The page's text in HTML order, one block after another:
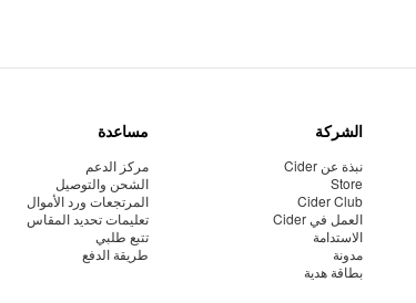
الشركة
نبذة عن Cider
Store
Cider Club
العمل في Cider
الاستدامة
مدونة
بطاقة هدية
مساعدة
مركز الدعم
الشحن والتوصيل
المرتجعات ورد الأموال
تعليمات تحديد المقاس
تتبع طلبي
طريقة الدفع